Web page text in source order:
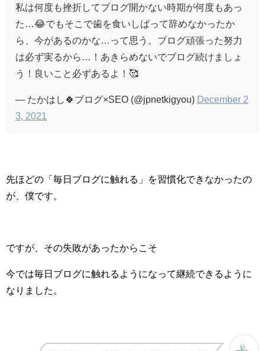
私は何度も挫折してブログ開かない時期が何度もあっ
た…😂でもそこで歯を食いしばって辞めなかったか
ら、今があるのかな…って思う。ブログ頑張った努力
は必ず実るから…！あきらめないでブログ続けましょ
う！良いこと必ずあるよ！🥰
— たかはし🍀ブログ×SEO (@jpnetkigyou) December 2
3, 2021
先ほどの「毎日ブログに触れる」を習慣化できなかったの
が、僕です。
ですが、その失敗があったからこそ
今では毎日ブログに触れるようになって継続できるように
なりました。